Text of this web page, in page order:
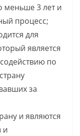
меньше 3 лет и
процесс;
для
является
по
за
и являются
и